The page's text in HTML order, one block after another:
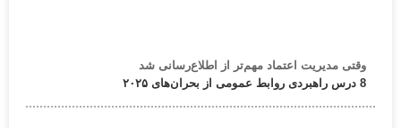
وقتی مدیریت اعتماد مهم‌تر از اطلاع‌رسانی شد
8 درس راهبردی روابط عمومی از بحران‌های ۲۰۲۵